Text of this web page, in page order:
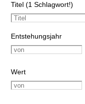
Titel (1 Schlagwort!)
Entstehungsjahr
Wert